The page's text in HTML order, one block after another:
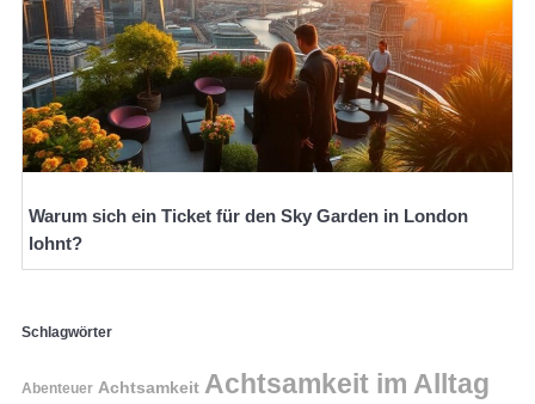
Warum sich ein Ticket für den Sky Garden in London
lohnt?
Schlagwörter
Abenteuer Achtsamkeit Achtsamkeit im Alltag